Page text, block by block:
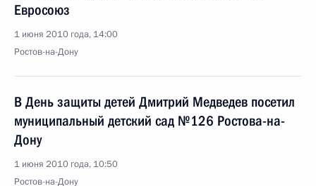
Евросоюз
1 июня 2010 года, 14:00
Ростов-на-Дону
В День защиты детей Дмитрий Медведев посетил
муниципальный детский сад №126 Ростова-на-
Дону
1 июня 2010 года, 10:50
Ростов-на-Дону